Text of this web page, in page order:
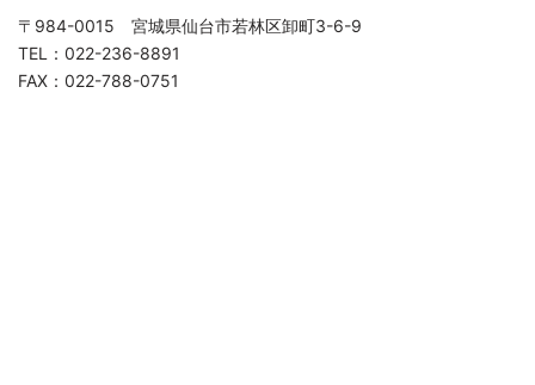
〒984-0015 宮城県仙台市若林区卸町3-6-9
TEL：022-236-8891
FAX：022-788-0751